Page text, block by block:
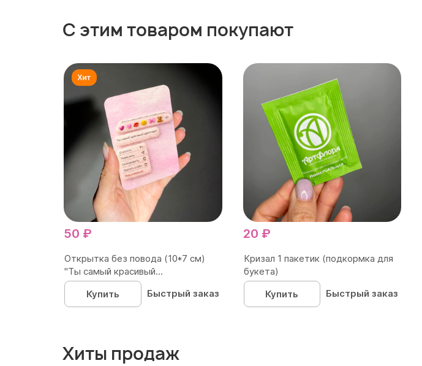
С этим товаром покупают
50 ₽
Открытка без повода (10*7 см)
"Ты самый красивый...
Купить
Быстрый заказ
20 ₽
Кризал 1 пакетик (подкормка для
букета)
Купить
Быстрый заказ
Хиты продаж